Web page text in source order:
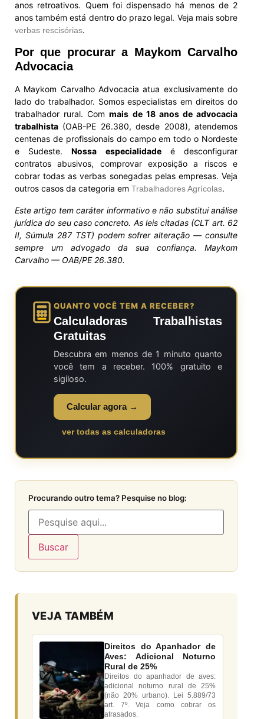
anos retroativos. Quem foi dispensado há menos de 2
anos também está dentro do prazo legal. Veja mais sobre
verbas rescisórias.
Por que procurar a Maykom Carvalho
Advocacia
A Maykom Carvalho Advocacia atua exclusivamente do
lado do trabalhador. Somos especialistas em direitos do
trabalhador rural. Commais de 18 anos de advocacia
trabalhista (OAB-PE 26.380, desde 2008), atendemos
centenas de profissionais do campo em todo o Nordeste
e Sudeste.Nossa especialidadeé desconfigurar
contratos abusivos, comprovar exposição a riscos e
cobrar todas as verbas sonegadas pelas empresas. Veja
outros casos da categoria em Trabalhadores Agrícolas.
Este artigo tem caráter informativo e não substitui análise
jurídica do seu caso concreto. As leis citadas (CLT art. 62
II, Súmula 287 TST) podem sofrer alteração — consulte
sempre um advogado da sua confiança. Maykom
Carvalho — OAB/PE 26.380.
QUANTO VOCÊ TEM A RECEBER?
Calculadoras Trabalhistas
Gratuitas
Descubra em menos de 1 minuto quanto
você tem a receber. 100% gratuito e
sigiloso.
Calcular agora →
ver todas as calculadoras
Procurando outro tema? Pesquise no blog:
Buscar
VEJA TAMBÉM
Direitos do Apanhador de
Aves: Adicional Noturno
Rural de 25%
Direitos do apanhador de aves:
adicional noturno rural de 25%
(não 20% urbano). Lei 5.889/73
art. 7º. Veja como cobrar os
atrasados.